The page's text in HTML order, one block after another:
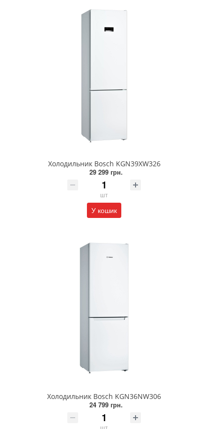
Холодильник Bosch KGN39XW326
29 299 грн.
шт
У кошик
Холодильник Bosch KGN36NW306
24 799 грн.
шт